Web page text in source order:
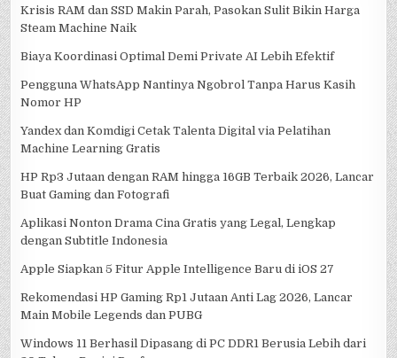
Krisis RAM dan SSD Makin Parah, Pasokan Sulit Bikin Harga
Steam Machine Naik
Biaya Koordinasi Optimal Demi Private AI Lebih Efektif
Pengguna WhatsApp Nantinya Ngobrol Tanpa Harus Kasih
Nomor HP
Yandex dan Komdigi Cetak Talenta Digital via Pelatihan
Machine Learning Gratis
HP Rp3 Jutaan dengan RAM hingga 16GB Terbaik 2026, Lancar
Buat Gaming dan Fotografi
Aplikasi Nonton Drama Cina Gratis yang Legal, Lengkap
dengan Subtitle Indonesia
Apple Siapkan 5 Fitur Apple Intelligence Baru di iOS 27
Rekomendasi HP Gaming Rp1 Jutaan Anti Lag 2026, Lancar
Main Mobile Legends dan PUBG
Windows 11 Berhasil Dipasang di PC DDR1 Berusia Lebih dari